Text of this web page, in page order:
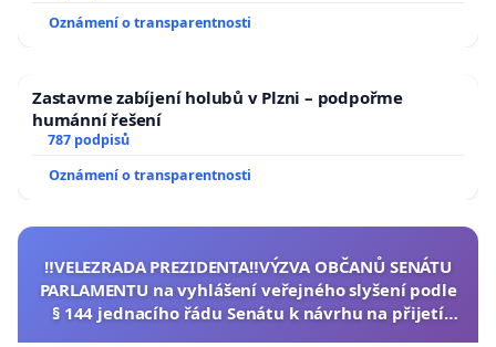
Oznámení o transparentnosti
Zastavme zabíjení holubů v Plzni – podpořme
humánní řešení
787 podpisů
Oznámení o transparentnosti
‼️VELEZRADA PREZIDENTA‼️VÝZVA OBČANŮ SENÁTU
PARLAMENTU na vyhlášení veřejného slyšení podle
§ 144 jednacího řádu Senátu k návrhu na přijetí